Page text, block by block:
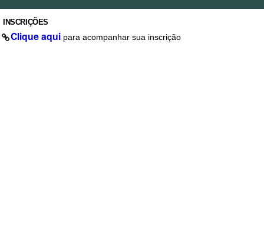
INSCRIÇÕES
Clique aqui para acompanhar sua inscrição